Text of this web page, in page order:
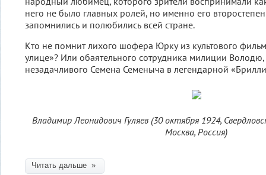
него не было главных ролей, но именно его
запомнились и полюбились всей стране.
Кто не помнит лихого шофера Юрку из культового
улице»? Или обаятельного сотрудника милиции
незадачливого Семена Семеныча в легендарной
Владимир Леонидович Гуляев (30 октября 1924,
Москва, Россия)
Читать дальше »